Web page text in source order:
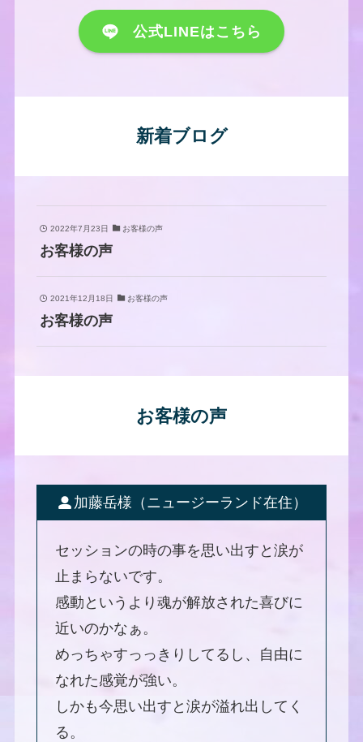
公式LINEはこちら
新着ブログ
2022年7月23日 お客様の声
お客様の声
2021年12月18日 お客様の声
お客様の声
お客様の声
加藤岳様（ニュージーランド在住）
セッションの時の事を思い出すと涙が
止まらないです。
感動というより魂が解放された喜びに
近いのかなぁ。
めっちゃすっっきりしてるし、自由に
なれた感覚が強い。
しかも今思い出すと涙が溢れ出してく
る。